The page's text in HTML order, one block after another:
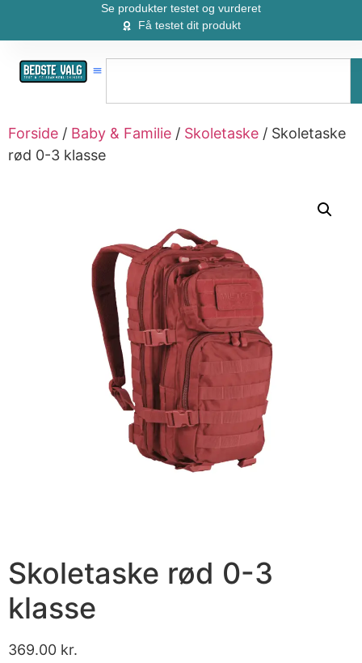
Se produkter testet og vurderet
Få testet dit produkt
Forside / Baby & Familie / Skoletaske / Skoletaske
rød 0-3 klasse
Skoletaske rød 0-3
klasse
369.00 kr.